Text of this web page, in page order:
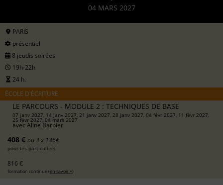
04 MARS 2027
PARIS
présentiel
8 jeudis soirées
19h-22h
24 h.
ÉCOLE D'ÉCRITURE
LE PARCOURS - MODULE 2 : TECHNIQUES DE BASE
07 janv 2027, 14 janv 2027, 21 janv 2027, 28 janv 2027, 04 févr 2027, 11 févr 2027,
25 févr 2027, 04 mars 2027
avec Aline Barbier
408 € ou 3 x 136€
pour les particuliers
816 €
formation continue (en savoir +)